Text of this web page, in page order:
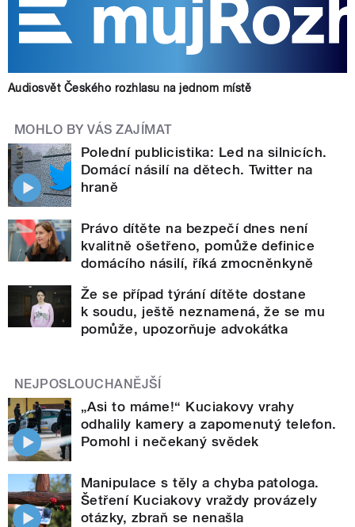
Audiosvět Českého rozhlasu na jednom místě
MOHLO BY VÁS ZAJÍMAT
Polední publicistika: Led na silnicích.
Domácí násilí na dětech. Twitter na
hraně
Právo dítěte na bezpečí dnes není
kvalitně ošetřeno, pomůže definice
domácího násilí, říká zmocněnkyně
Že se případ týrání dítěte dostane
k soudu, ještě neznamená, že se mu
pomůže, upozorňuje advokátka
NEJPOSLOUCHANĚJŠÍ
„Asi to máme!“ Kuciakovy vrahy
odhalily kamery a zapomenutý telefon.
Pomohl i nečekaný svědek
Manipulace s těly a chyba patologa.
Šetření Kuciakovy vraždy provázely
otázky, zbraň se nenašla